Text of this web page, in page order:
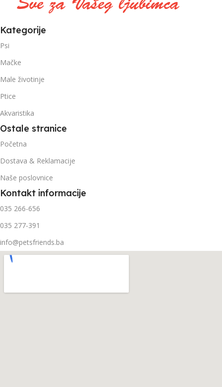
Kategorije
Psi
Mačke
Male životinje
Ptice
Akvaristika
Ostale stranice
Početna
Dostava & Reklamacije
Naše poslovnice
Kontakt informacije
035 266-656
035 277-391
info@petsfriends.ba